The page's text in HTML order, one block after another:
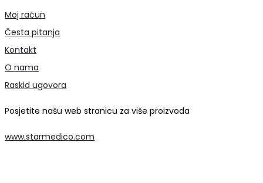
Moj račun
Česta pitanja
Kontakt
O nama
Raskid ugovora
Posjetite našu web stranicu za više proizvoda
www.starmedico.com